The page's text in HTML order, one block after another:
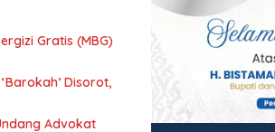
Gratis (MBG)
Disorot,
Advokat